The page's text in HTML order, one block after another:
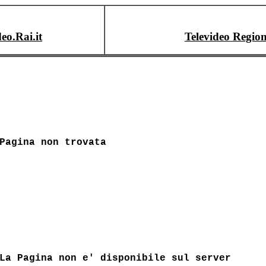
Televideo
Pagina non trovata
La Pagina non e' disponibile sul server